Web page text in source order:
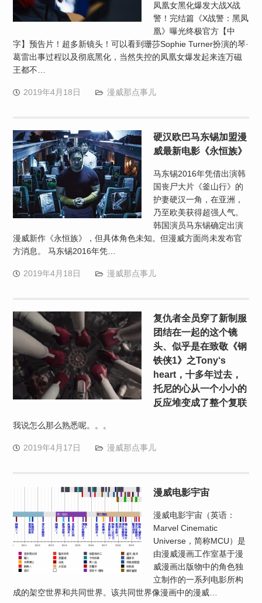
凤凰女黑化爆发大战X战
警！完结篇《X战警：黑凤
凰》曝光终极官方【中
字】预告片！超多新镜头！可以看到珊莎Sophie Turner扮演的琴·
葛雷出事过程以及彻底黑化，当然失控的凤凰女爆发起来连万磁
王都不…
2019年4月18日 漫威那点事儿
硬汉欧巴马东锡加盟漫
威最新电影《永恒族》
马东锡2016年凭借出演韩
国丧尸大片《釜山行》的
护妻硬汉一角，在亚洲，
乃至欧美获得超强人气。
韩国演员马东锡确定出演
漫威新作《永恒族》，但具体角色未知。但漫威方面尚未发布官
方消息。 马东锡2016年凭…
2019年4月18日 漫威那点事儿
复仇者全员穿了新制服
团结在一起的这个镜
头、似乎是在致敬《钢
铁侠1》之Tony‘s
heart，十多年过去，
托尼的心从一个小小的
反应堆变成了整个复联
我说怎么那么熟悉呢。。。
2019年4月17日 漫威那点事儿
漫威电影宇宙
漫威电影宇宙（英语：
Marvel Cinematic
Universe，简称MCU）是
由漫威漫画工作室基于漫
威漫画出版物中的角色独
立制作的一系列电影所构
成的架空世界和共同世界。该共同世界像漫画中的漫威…